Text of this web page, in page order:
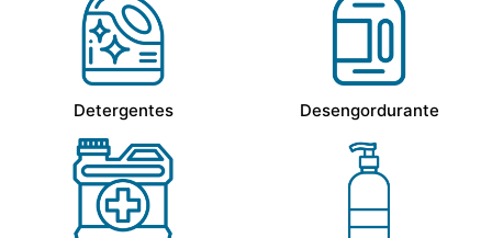
Detergentes Desengordurante